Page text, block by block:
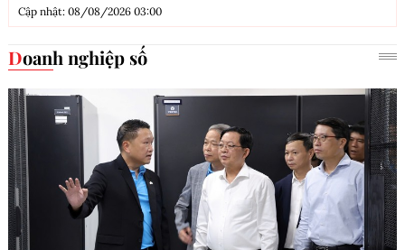
Cập nhật: 08/08/2026 03:00
Doanh nghiệp số